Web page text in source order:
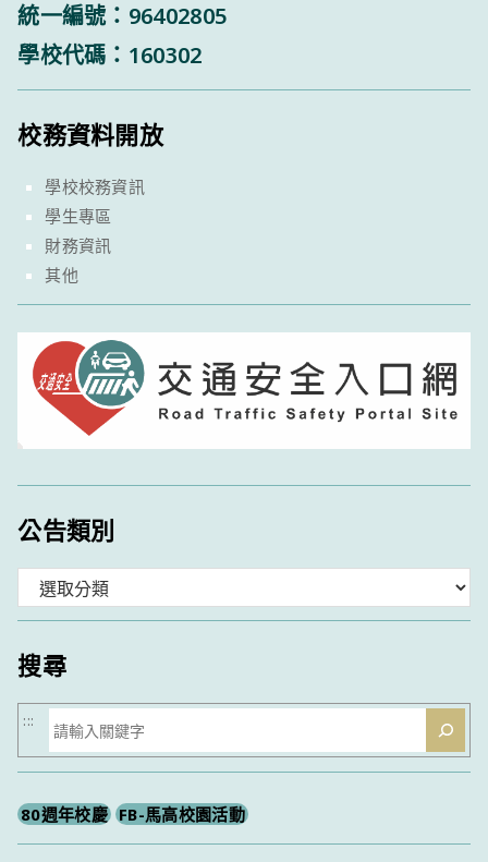
統一編號：96402805
學校代碼：160302
校務資料開放
學校校務資訊
學生專區
財務資訊
其他
公告類別
類
搜尋
搜
尋
:::
80週年校慶 FB-馬高校園活動